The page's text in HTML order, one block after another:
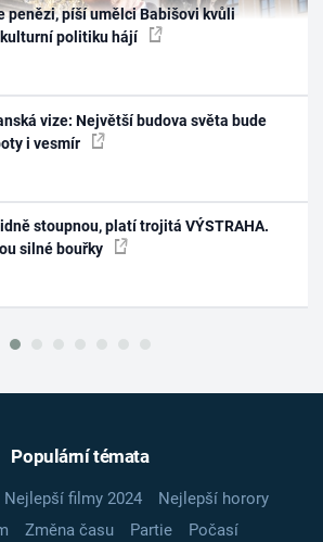
penězi, píší umělci Babišovi kvůli
politiku hájí
vize: Největší budova světa bude
i vesmír
stoupnou, platí trojitá VÝSTRAHA.
silné bouřky
Populární témata
Nejlepší filmy 2024
Nejlepší horory
Změna času Partie
Počasí